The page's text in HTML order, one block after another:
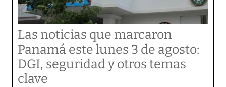
Las noticias que marcaron
Panamá este lunes 3 de agosto:
DGI, seguridad y otros temas
clave